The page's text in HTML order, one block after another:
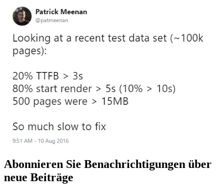
Abonnieren Sie Benachrichtigungen über
neue Beiträge